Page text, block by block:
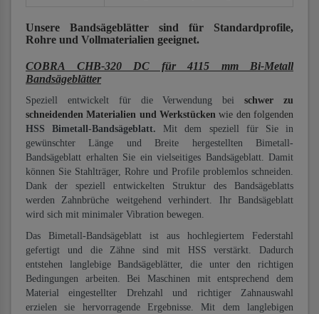
Unsere Bandsägeblätter sind für Standardprofile,
Rohre und Vollmaterialien geeignet.
COBRA CHB-320 DC für 4115 mm Bi-Metall
Bandsägeblätter
Speziell entwickelt für die Verwendung beischwer zu
schneidenden Materialien und Werkstücken wie den folgenden
HSS Bimetall-Bandsägeblatt. Mit dem speziell für Sie in
gewünschter Länge und Breite hergestellten Bimetall-
Bandsägeblatt erhalten Sie ein vielseitiges Bandsägeblatt. Damit
können Sie Stahlträger, Rohre und Profile problemlos schneiden.
Dank der speziell entwickelten Struktur des Bandsägeblatts
werden Zahnbrüche weitgehend verhindert. Ihr Bandsägeblatt
wird sich mit minimaler Vibration bewegen.
Das Bimetall-Bandsägeblatt ist aus hochlegiertem Federstahl
gefertigt und die Zähne sind mit HSS verstärkt. Dadurch
entstehen langlebige Bandsägeblätter, die unter den richtigen
Bedingungen arbeiten. Bei Maschinen mit entsprechend dem
Material eingestellter Drehzahl und richtiger Zahnauswahl
erzielen sie hervorragende Ergebnisse. Mit dem langlebigen